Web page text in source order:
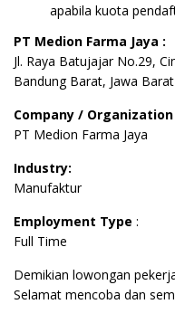
apabila kuota
PT Medion Farma Jaya :
Jl. Raya Batujajar No.29,
Bandung Barat, Jawa
Company /
PT Medion Farma Jaya
Industry:
Manufaktur
Employment Type :
Full Time
Demikian lowongan
Selamat mencoba dan